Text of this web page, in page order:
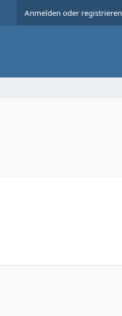
Anmelden oder registrieren